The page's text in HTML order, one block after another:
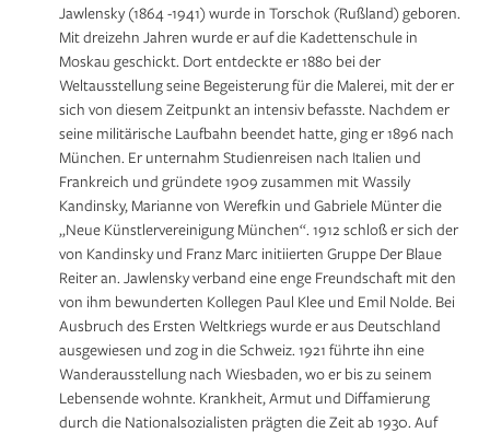
Jawlensky (1864 -1941) wurde in Torschok (Rußland) geboren.
Mit dreizehn Jahren wurde er auf die Kadettenschule in
Moskau geschickt. Dort entdeckte er 1880 bei der
Weltausstellung seine Begeisterung für die Malerei, mit der er
sich von diesem Zeitpunkt an intensiv befasste. Nachdem er
seine militärische Laufbahn beendet hatte, ging er 1896 nach
München. Er unternahm Studienreisen nach Italien und
Frankreich und gründete 1909 zusammen mit Wassily
Kandinsky, Marianne von Werefkin und Gabriele Münter die
„Neue Künstlervereinigung München“. 1912 schloß er sich der
von Kandinsky und Franz Marc initiierten Gruppe Der Blaue
Reiter an. Jawlensky verband eine enge Freundschaft mit den
von ihm bewunderten Kollegen Paul Klee und Emil Nolde. Bei
Ausbruch des Ersten Weltkriegs wurde er aus Deutschland
ausgewiesen und zog in die Schweiz. 1921 führte ihn eine
Wanderausstellung nach Wiesbaden, wo er bis zu seinem
Lebensende wohnte. Krankheit, Armut und Diffamierung
durch die Nationalsozialisten prägten die Zeit ab 1930. Auf